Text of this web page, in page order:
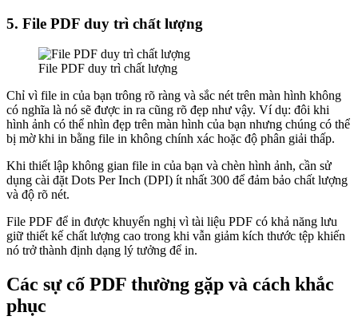
5. File PDF duy trì chất lượng
File PDF duy trì chất lượng
Chỉ vì file in của bạn trông rõ ràng và sắc nét trên màn hình không
có nghĩa là nó sẽ được in ra cũng rõ đẹp như vậy. Ví dụ: đôi khi
hình ảnh có thể nhìn đẹp trên màn hình của bạn nhưng chúng có thể
bị mờ khi in bằng file in không chính xác hoặc độ phân giải thấp.
Khi thiết lập không gian file in của bạn và chèn hình ảnh, cần sử
dụng cài đặt Dots Per Inch (DPI) ít nhất 300 để đảm bảo chất lượng
và độ rõ nét.
File PDF để in được khuyến nghị vì tài liệu PDF có khả năng lưu
giữ thiết kế chất lượng cao trong khi vẫn giảm kích thước tệp khiến
nó trở thành định dạng lý tưởng để in.
Các sự cố PDF thường gặp và cách khắc
phục